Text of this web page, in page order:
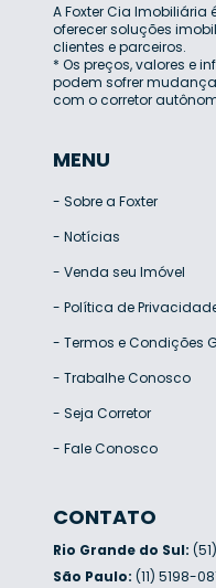
A Foxter Cia
oferecer soluções
clientes e parceiros.
* Os preços, valores e
podem sofrer
com o corretor
MENU
- Sobre a Foxter
- Notícias
- Venda seu Imóvel
- Política de
- Termos e Condições
- Trabalhe Conosco
- Seja Corretor
- Fale Conosco
CONTATO
Rio Grande do Sul:
São Paulo: (11) 5198-